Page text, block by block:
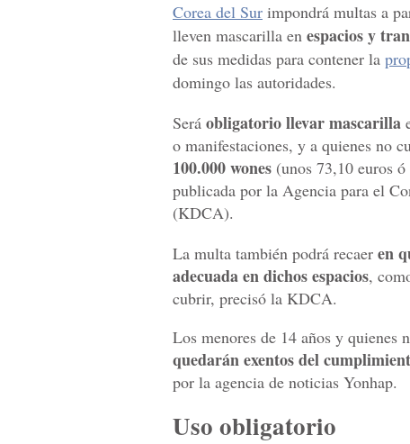
Corea del Sur impondrá multas a
lleven mascarilla en espacios y
de sus medidas para contener la
domingo las autoridades.
Será obligatorio llevar mascarilla
o manifestaciones, y a quienes no
100.000 wones (unos 73,10 euros
publicada por la Agencia para el
(KDCA).
La multa también podrá recaer en
adecuada en dichos espacios,
cubrir, precisó la KDCA.
Los menores de 14 años y quienes
quedarán exentos del
por la agencia de noticias Yonhap.
Uso obligatorio